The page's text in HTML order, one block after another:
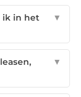
ik in het
▼
▼